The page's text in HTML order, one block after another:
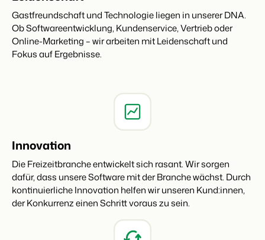
Gastfreundschaft und Technologie liegen in unserer DNA.
Ob Softwareentwicklung, Kundenservice, Vertrieb oder
Online-Marketing – wir arbeiten mit Leidenschaft und
Fokus auf Ergebnisse.
Innovation
Die Freizeitbranche entwickelt sich rasant. Wir sorgen
dafür, dass unsere Software mit der Branche wächst. Durch
kontinuierliche Innovation helfen wir unseren Kund:innen,
der Konkurrenz einen Schritt voraus zu sein.